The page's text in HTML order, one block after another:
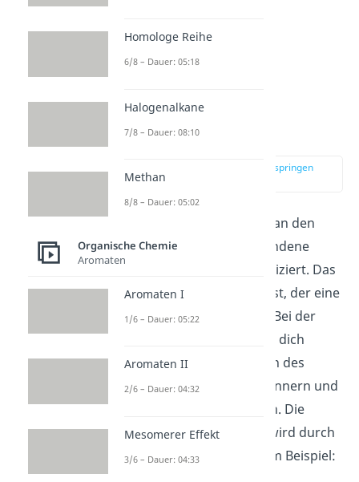
Alkohole
zur Stelle im Video springen
sind durch eine an den
Kohlenstoffatomen gebundene
Hydroxygruppe OH spezifiziert. Das
R steht hierbei für den Rest, der eine
Organylgruppe
darstellt. Bei der
Namensgebung musst du dich
einfach nur an den Namen des
ursprünglichen Alkans erinnern und
die Endung „ol“ anhängen. Die
Position der OH-Gruppe wird durch
eine Zahl verdeutlicht. Zum Beispiel:
Homologe Reihe
6/8 – Dauer: 05:18
Halogenalkane
7/8 – Dauer: 08:10
Methan
8/8 – Dauer: 05:02
Organische Chemie
Aromaten
Aromaten I
1/6 – Dauer: 05:22
Aromaten II
2/6 – Dauer: 04:32
Mesomerer Effekt
3/6 – Dauer: 04:33